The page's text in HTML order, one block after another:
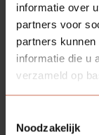
informatie over
partners voor
partners
informatie die u
verzameld op
Noodzakelijk
Duurzaamheid